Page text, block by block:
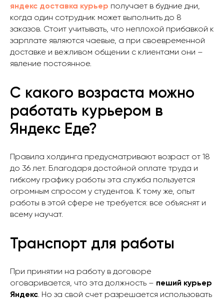
яндекс доставка курьер получает в будние дни,
когда один сотрудник может выполнить до 8
заказов. Стоит учитывать, что неплохой прибавкой к
зарплате являются чаевые, а при своевременной
доставке и вежливом общении с клиентами они –
явление постоянное.
С какого возраста можно
работать курьером в
Яндекс Еде?
Правила холдинга предусматривают возраст от 18
до 36 лет. Благодаря достойной оплате труда и
гибкому графику работы эта служба пользуется
огромным спросом у студентов. К тому же, опыт
работы в этой сфере не требуется: все объяснят и
всему научат.
Транспорт для работы
При принятии на работу в договоре
оговаривается, что эта должность – пеший курьер
Яндекс. Но за свой счет разрешается использовать